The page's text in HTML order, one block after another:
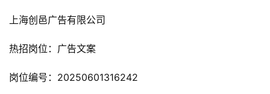
上海创邑广告有限公司
热招岗位：广告文案
岗位编号：20250601316242